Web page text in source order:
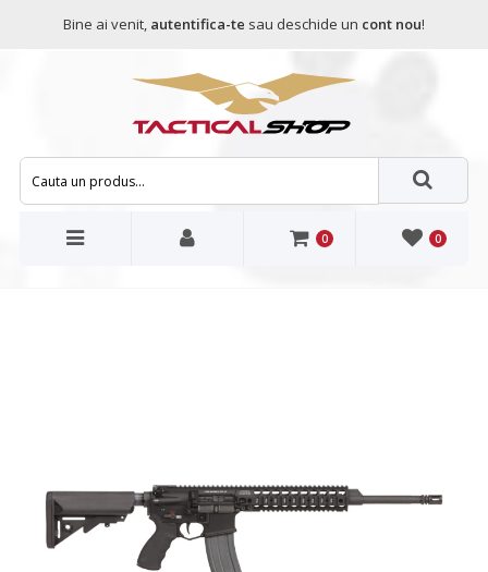
Bine ai venit, autentifica-te sau deschide un cont nou!
0 0